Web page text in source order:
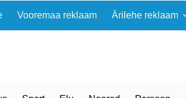
Vooremaa reklaam Ärilehe reklaam